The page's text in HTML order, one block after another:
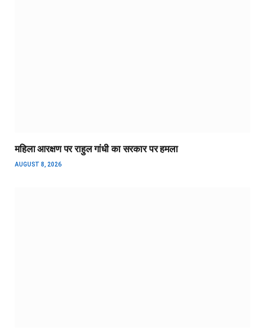
महिला आरक्षण पर राहुल गांधी का सरकार पर हमला
AUGUST 8, 2026